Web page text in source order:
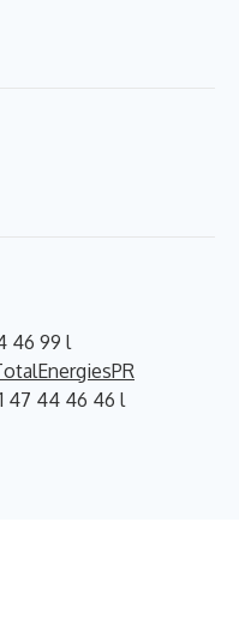
46 99 l
47 44 46 46 l